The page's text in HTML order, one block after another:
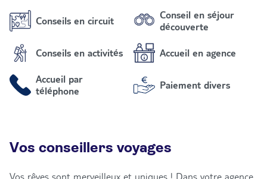
Conseils en circuit
Conseil en séjour
découverte
Conseils en activités Accueil en agence
Accueil par
téléphone
Paiement divers
Vos conseillers voyages
Vos rêves sont merveilleux et uniques ! Dans votre agence